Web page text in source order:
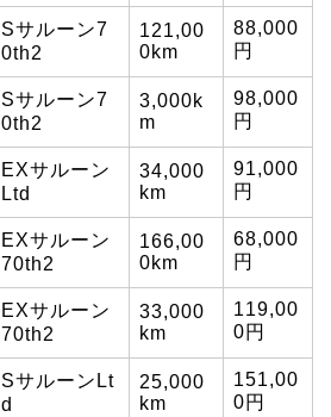
Sサルーン7
0th2
121,00
0km
88,000
円
Sサルーン7
0th2
3,000k
m
98,000
円
EXサルーン
Ltd
34,000
km
91,000
円
EXサルーン
70th2
166,00
0km
68,000
円
EXサルーン
70th2
33,000
km
119,00
0円
SサルーンLt
d
25,000
km
151,00
0円